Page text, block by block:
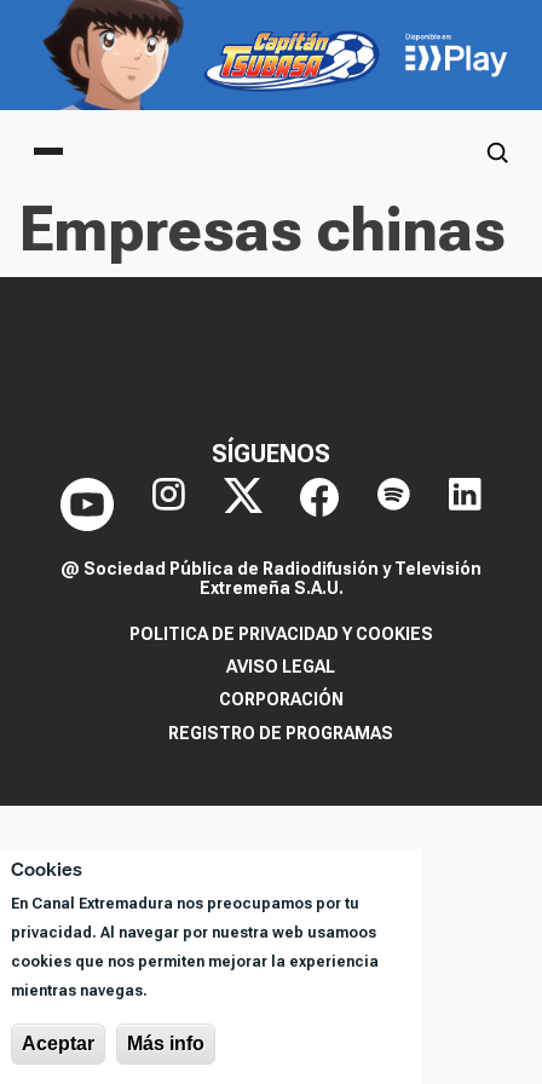
Cookies
En Canal Extremadura nos preocupamos por tu
privacidad. Al navegar por nuestra web usamoos
cookies que nos permiten mejorar la experiencia
mientras navegas.
Aceptar Más info
Main menu
Empresas chinas
SÍGUENOS
@ Sociedad Pública de Radiodifusión y Televisión
Extremeña S.A.U.
POLITICA DE PRIVACIDAD Y COOKIES
AVISO LEGAL
CORPORACIÓN
REGISTRO DE PROGRAMAS